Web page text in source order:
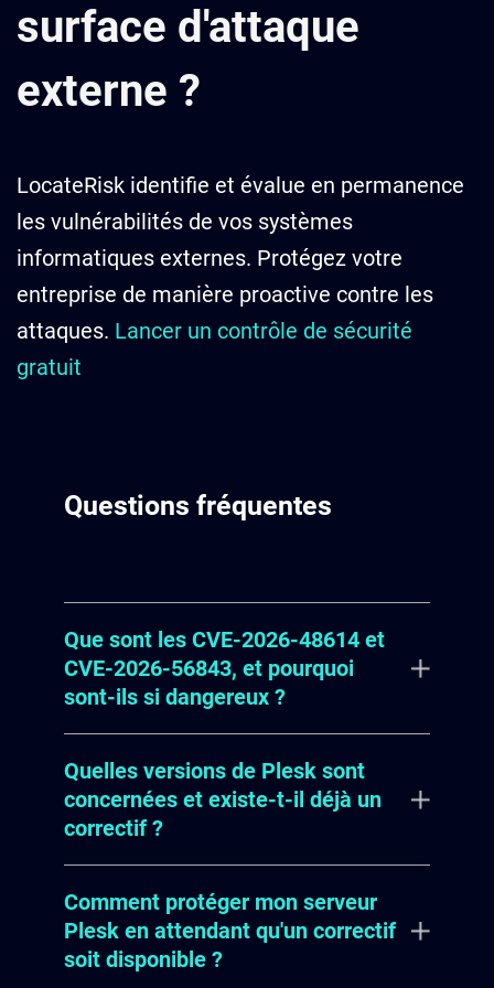
surface d'attaque
externe ?
LocateRisk identifie et évalue en permanence
les vulnérabilités de vos systèmes
informatiques externes. Protégez votre
entreprise de manière proactive contre les
attaques. Lancer un contrôle de sécurité
gratuit
Questions fréquentes
Que sont les CVE-2026-48614 et
CVE-2026-56843, et pourquoi
sont-ils si dangereux ?
CVE-2026-48614 et CVE-2026-56843
sont des vulnérabilités critiques
affectant respectivement l'API XML
et l'API XML-RPC du panneau de
contrôle d'hébergement web Plesk
de WebPros. CVE-2026-48614
permet à un attaquant authentifié
Quelles versions de Plesk sont
concernées et existe-t-il déjà un
correctif ?
PourCVE-2026-56843Les versions
de Plesk Obsidian antérieures à la
version 18.0.78.4 sont concernées ;
Comment protéger mon serveur
Plesk en attendant qu'un correctif
soit disponible ?